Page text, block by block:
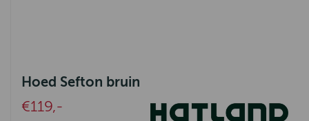
Hoed Sefton bruin
€119,-